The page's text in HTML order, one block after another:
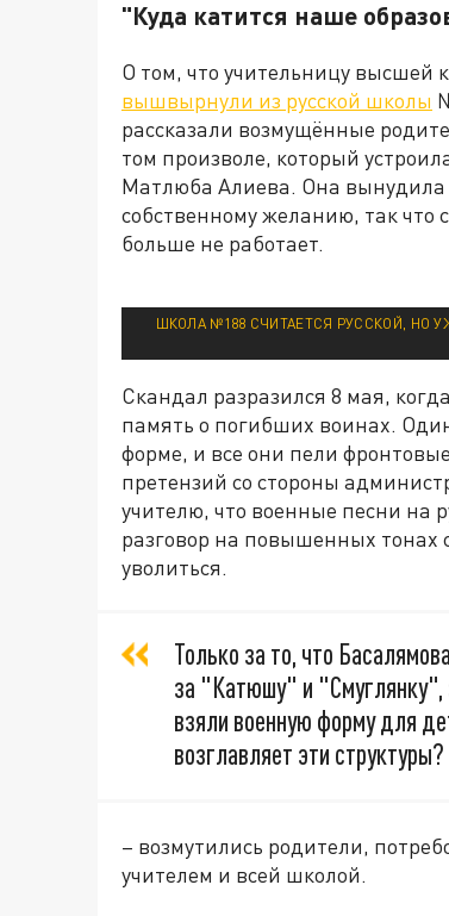
"Куда катится наше
О том, что учительницу высшей
вышвырнули из русской школы
рассказали возмущённые
том произволе, который
Матлюба Алиева. Она вынудила
собственному желанию, так что
больше не работает.
ШКОЛА №188 СЧИТАЕТСЯ РУССКОЙ, НО
Скандал разразился 8 мая,
память о погибших воинах.
форме, и все они пели
претензий со стороны
учителю, что военные песни на
разговор на повышенных тонах
уволиться.
Только за то, что
за "Катюшу" и "Смуглянку",
взяли военную форму для
возглавляет эти
– возмутились родители,
учителем и всей школой.